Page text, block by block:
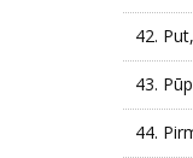
42.
43.
44.